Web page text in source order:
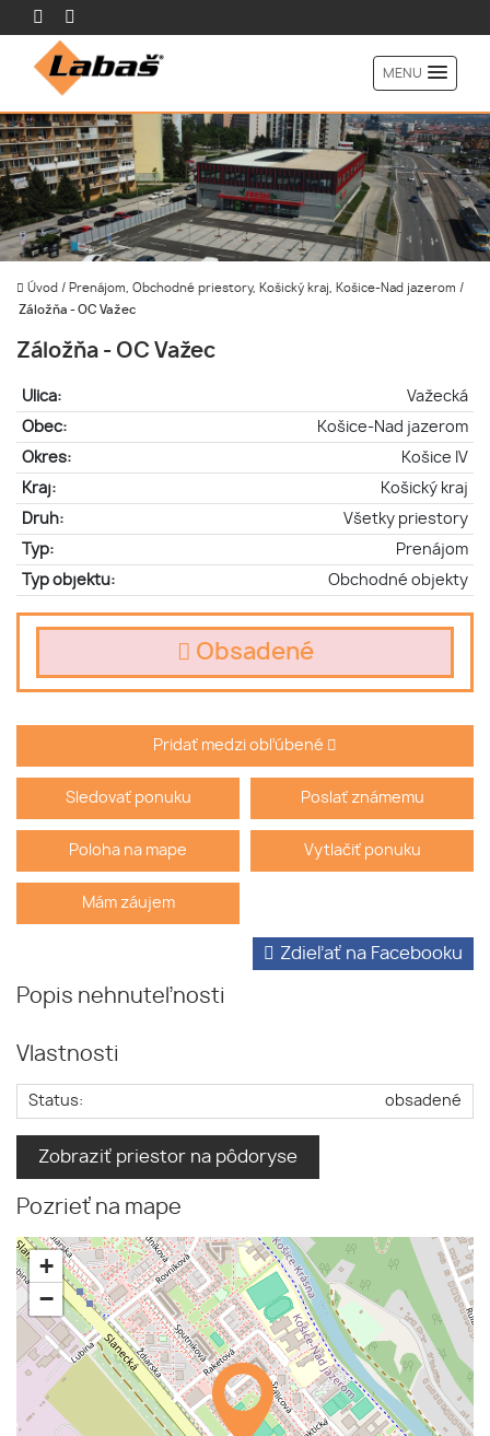
MENU
Úvod / Prenájom, Obchodné priestory, Košický kraj, Košice-Nad jazerom /
Záložňa - OC Važec
Záložňa - OC Važec
Ulica:
Važecká
Obec:
Košice-Nad jazerom
Okres:
Košice IV
Kraj:
Košický kraj
Druh:
Všetky priestory
Typ:
Prenájom
Typ objektu:
Obchodné objekty
Obsadené
Pridať medzi obľúbené
Sledovať ponuku Poslať známemu
Poloha na mape Vytlačiť ponuku
Mám záujem
Popis nehnuteľnosti
Zdieľať na Facebooku
Vlastnosti
Status: obsadené
Zobraziť priestor na pôdoryse
Pozrieť na mape
+
−